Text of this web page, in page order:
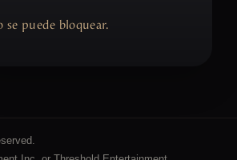
se puede bloquear.